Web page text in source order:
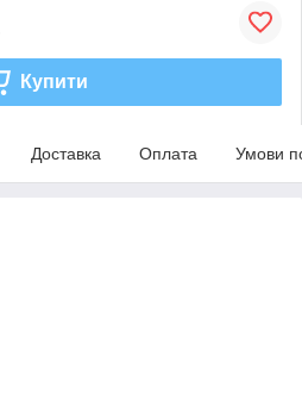
Купити
Доставка Оплата Умови